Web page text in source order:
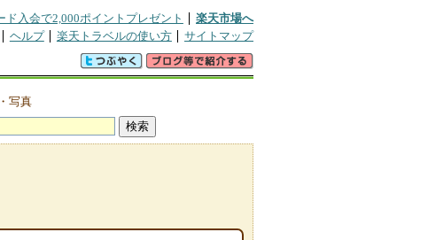
ド入会で2,000ポイントプレゼント
楽天市場へ
ヘルプ 楽天トラベルの使い方 サイトマップ
写真